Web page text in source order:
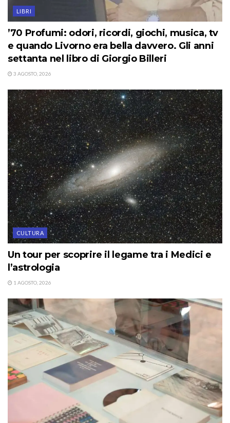
LIBRI
’70 Profumi: odori, ricordi, giochi, musica, tv
e quando Livorno era bella davvero. Gli anni
settanta nel libro di Giorgio Billeri
3 AGOSTO, 2026
CULTURA
Un tour per scoprire il legame tra i Medici e
l’astrologia
1 AGOSTO, 2026